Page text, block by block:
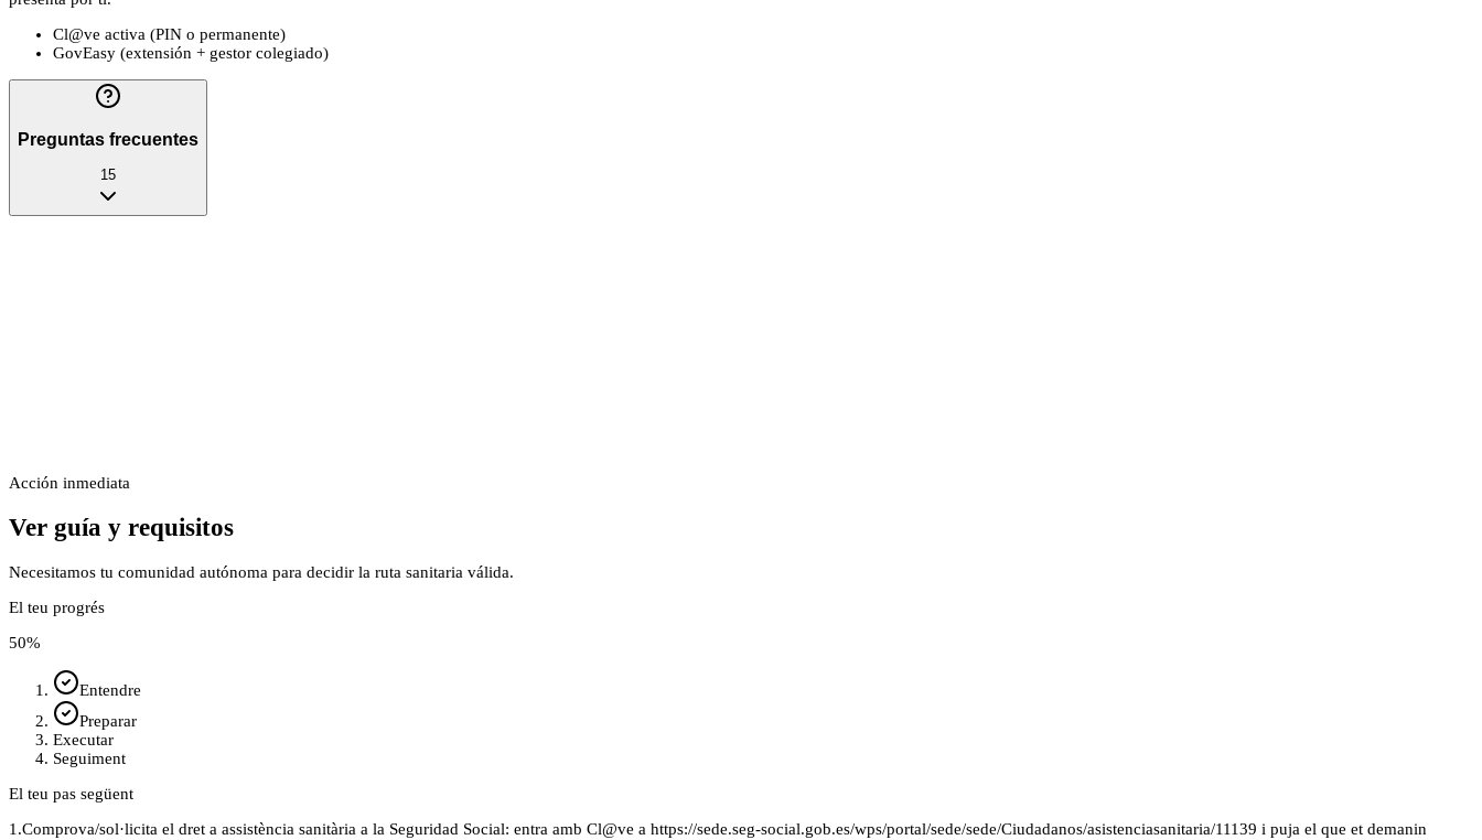
Cl@ve activa (PIN o permanente)
GovEasy (extensión + gestor colegiado)
Preguntas frecuentes
15
Acción inmediata
Ver guía y requisitos
Necesitamos tu comunidad autónoma para decidir la ruta sanitaria válida.
El teu progrés
50%
Entendre
Preparar
Executar
Seguiment
El teu pas següent
1.Comprova/sol·licita el dret a assistència sanitària a la Seguridad Social: entra amb Cl@ve a https://sede.seg-social.gob.es/wps/portal/sede/sede/Ciudadanos/asistenciasanitaria/11139 i puja el que et demanin